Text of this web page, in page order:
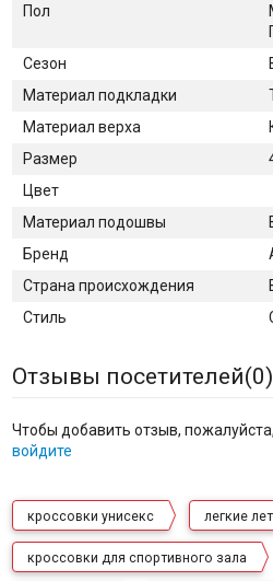
Пол
Сезон
Материал подкладки
Материал верха
Размер
Цвет
Материал подошвы
Бренд
Страна происхождения
Стиль
Отзывы посетителей(0)
Чтобы добавить отзыв, пожалуйста,
войдите
кроссовки унисекс легкие
кроссовки для спортивного зала